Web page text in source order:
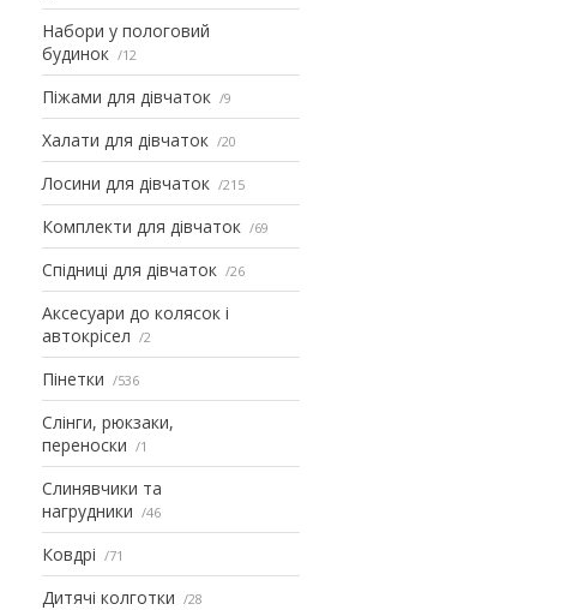
Набори у пологовий
будинок
12
Піжами для дівчаток 9
Халати для дівчаток 20
Лосини для дівчаток 215
Комплекти для дівчаток 69
Спідниці для дівчаток 26
Аксесуари до колясок і
автокрісел
2
Пінетки 536
Слінги, рюкзаки,
переноски
1
Слинявчики та
нагрудники
46
Ковдрі 71
Дитячі колготки 28